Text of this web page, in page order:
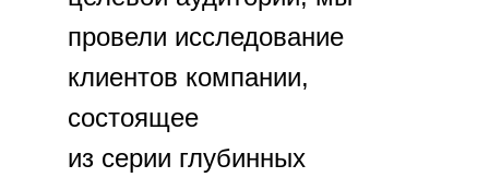
провели исследование
клиентов компании,
состоящее
из серии глубинных